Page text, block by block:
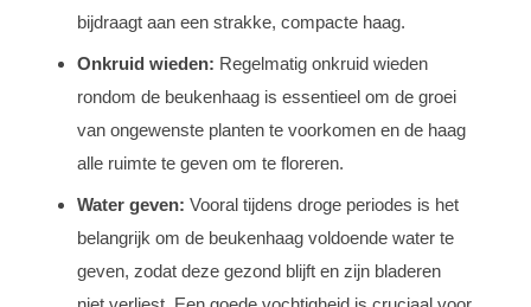
bijdraagt aan een strakke, compacte haag.
Onkruid wieden: Regelmatig onkruid wieden
rondom de beukenhaag is essentieel om de groei
van ongewenste planten te voorkomen en de haag
alle ruimte te geven om te floreren.
Water geven: Vooral tijdens droge periodes is het
belangrijk om de beukenhaag voldoende water te
geven, zodat deze gezond blijft en zijn bladeren